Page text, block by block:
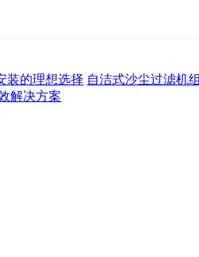
的理想选择 自洁式沙尘过滤
解决方案